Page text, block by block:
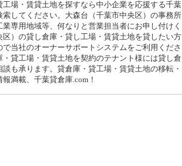
場・賃貸土地を探すなら中小企業を応援する千葉
してください。大森台（千葉市中央区）の事務所
専用地域等、何なりと営業担当者にお申し付けく
）の貸し倉庫・貸し工場・賃貸土地を貸したい方
当社のオーナーサポートシステムをご利用くださ
貸工場・賃貸土地を契約のテナント様には貸し倉
も承ります。貸倉庫・貸工場・賃貸土地の移転・
満載、千葉貸倉庫.com！